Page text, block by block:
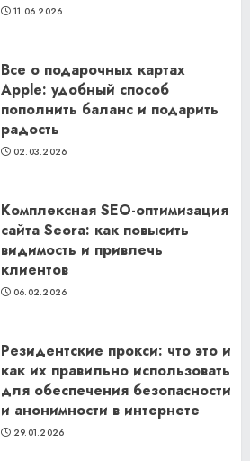
11.06.2026
Все о подарочных картах
Apple: удобный способ
пополнить баланс и подарить
радость
02.03.2026
Комплексная SEO-оптимизация
сайта Seora: как повысить
видимость и привлечь
клиентов
06.02.2026
Резидентские прокси: что это и
как их правильно использовать
для обеспечения безопасности
и анонимности в интернете
29.01.2026